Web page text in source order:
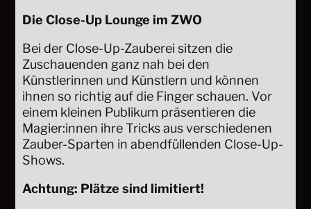
Die Close-Up Lounge im ZWO
Bei der Close-Up-Zauberei sitzen die
Zuschauenden ganz nah bei den
Künstlerinnen und Künstlern und können
ihnen so richtig auf die Finger schauen. Vor
einem kleinen Publikum präsentieren die
Magier:innen ihre Tricks aus verschiedenen
Zauber-Sparten in abendfüllenden Close-Up-
Shows.
Achtung: Plätze sind limitiert!